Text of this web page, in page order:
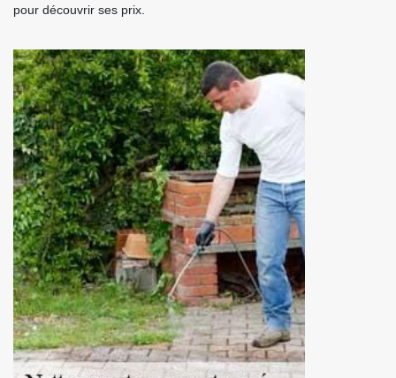
pour découvrir ses prix.